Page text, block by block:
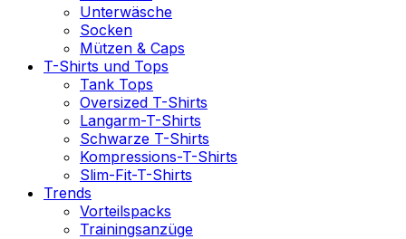
Unterwäsche
Socken
Mützen & Caps
T-Shirts und Tops
Tank Tops
Oversized T-Shirts
Langarm-T-Shirts
Schwarze T-Shirts
Kompressions-T-Shirts
Slim-Fit-T-Shirts
Trends
Vorteilspacks
Trainingsanzüge